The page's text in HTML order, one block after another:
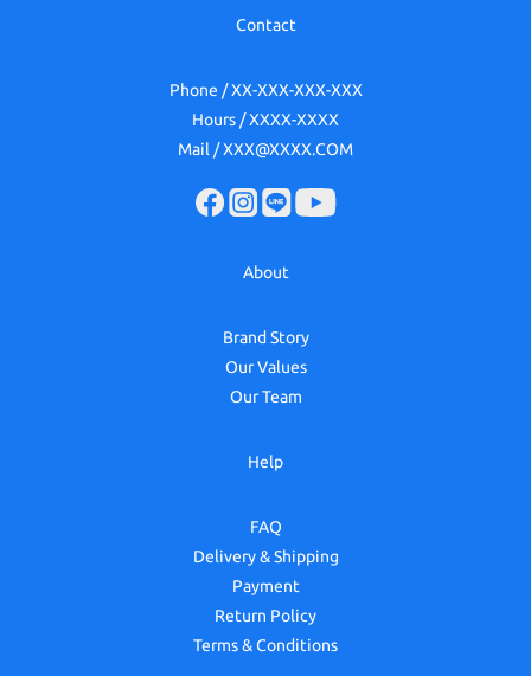
Contact
Phone / XX-XXX-XXX-XXX
Hours / XXXX-XXXX
Mail / XXX@XXXX.COM
About
Brand Story
Our Values
Our Team
Help
FAQ
Delivery & Shipping
Payment
Return Policy
Terms & Conditions